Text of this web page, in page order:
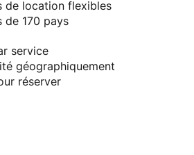
de location flexibles
de 170 pays
service
géographiquement
réserver